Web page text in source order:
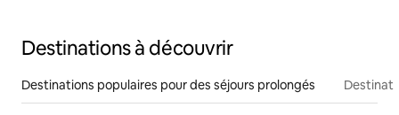
Destinations à découvrir
Destinations populaires pour des séjours prolongés